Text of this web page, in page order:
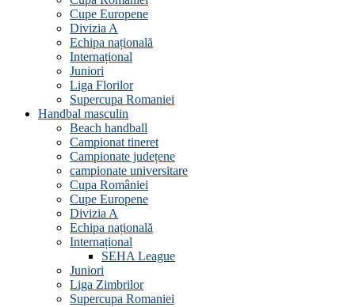
Cupe Europene
Divizia A
Echipa națională
Internațional
Juniori
Liga Florilor
Supercupa Romaniei
Handbal masculin
Beach handball
Campionat tineret
Campionate județene
campionate universitare
Cupa României
Cupe Europene
Divizia A
Echipa națională
Internațional
SEHA League
Juniori
Liga Zimbrilor
Supercupa Romaniei